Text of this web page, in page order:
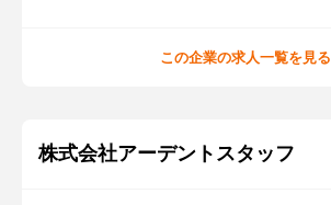
この企業の求人一覧を見る
株式会社アーデントスタッフ